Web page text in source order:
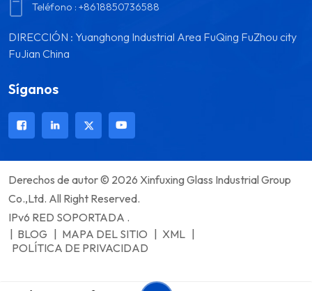
Teléfono :+8618850736588
DIRECCIÓN : Yuanghong Industrial Area FuQing FuZhou city
FuJian China
Síganos
Derechos de autor © 2026 Xinfuxing Glass Industrial Group
Co.,Ltd. All Right Reserved.
IPv6 RED SOPORTADA .
BLOG MAPA DEL SITIO XML
POLÍTICA DE PRIVACIDAD